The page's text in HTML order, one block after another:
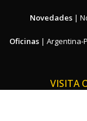
Novedades|
Oficinas | Argentina-
VISITA